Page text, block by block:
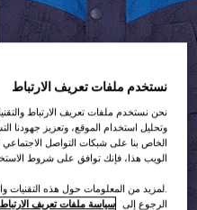
نستخدم ملفات تعريف الارتباط
نحن نستخدم ملفات تعريف الارتباط
وتحليل استخدام الموقع، وتعزيز جهودنا
الخاص بنا على شبكات التواصل
الويب هذا، فإنك توافق على شروط
.لمزيد من المعلومات حول هذه التقنيات
الرجوع إلى سياسة ملفات تعريف الارتباط